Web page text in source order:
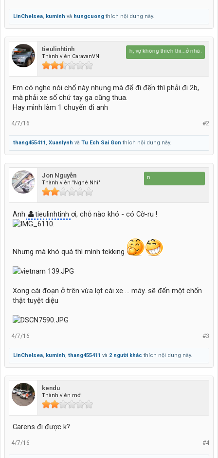
LinChelsea, kuminh và hungcuong thích nội dung này.
tieulinhtinh
Thành viên CaravanVN
thích thì nhích, vợ không thích thì...ở nhà :)
Em có nghe nói chổ này nhưng mà để đi đến thì phải đi 2b,
mà phải xe số chứ tay ga cũng thua.
Hay mình làm 1 chuyến đi anh
#2
4/7/16
thang455411, Xuanlynh và Tu Ech Sai Gon thích nội dung này.
Jon Nguyễn
Thành viên "Nghé Nhi"
Anh tieulinhtinh ơi, chỗ nào khó - có Cờ-ru !
Nhưng mà khó quá thì mình tekking
Xong cái đoạn ở trên vừa lọt cái xe ... máy. sẽ đến một chốn
thật tuyệt diệu
#3
4/7/16
LinChelsea, kuminh, thang455411 và 2 người khác thích nội dung này.
kendu
Thành viên mới
Carens đi được k?
#4
4/7/16